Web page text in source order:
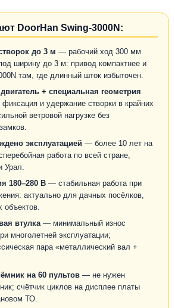
DoorHan Swing-3000N:
до 3 м — рабочий ход 300 мм
ширину до 3 м: привод компактнее и
там, где длинный шток избыточен.
+ специальная геометрия
и удержание створки в крайних
ветровой нагрузке без
эксплуатацией — более 10 лет на
работа по всей стране,
Урал.
180–280 В — стабильная работа при
актуально для дачных посёлков,
втулка — минимальный износ
многолетней эксплуатации;
пара «металлический вал +
на 60 пультов — не нужен
счётчик циклов на дисплее платы
ТО.